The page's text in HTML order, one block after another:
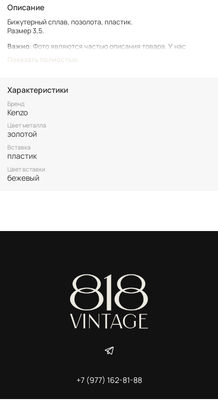
Описание
Бижутерный сплав, позолота, пластик.
Размер 3,5.
Важно: Фото являются частью описания товара. У нас
времени и использования.
размеру и состоянию уточняйте перед покупкой.
Все товары представлены в единственном экземпляре. Бронь
возможна только после 100% оплаты.
Неоплаченные заказы аннулируются.
Показать полностью
Характеристики
Бренд
Kenzo
Цвет металла
золотой
Вставка
пластик
Цвет вставки
бежевый
+7 (977) 162-81-88